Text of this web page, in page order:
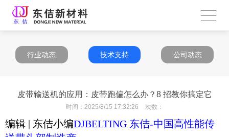
行业动态 技术支持 公司动态
皮带输送机的应用：皮带跑偏怎么办？8 招教你搞定它
时间： 2025/8/15 17:32:26 次数：
编辑 | 东佶小编DJBELTING 东佶-中国高性能传